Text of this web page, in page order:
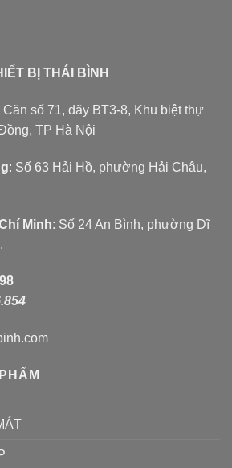
BỊ THÁI BÌNH
Căn số 71, dãy BT3-8, Khu biệt thự
TP Hà Nội
: Số 63 Hải Hồ, phường Hải Châu,
Minh: Số 24 An Bình, phường Dĩ